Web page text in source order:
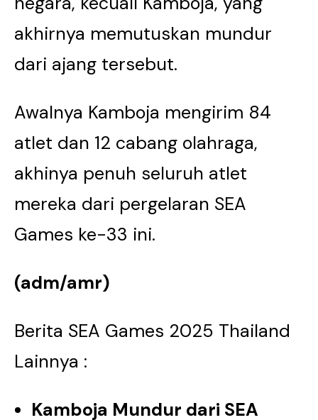
akhirnya memutuskan mundur
dari ajang tersebut.
Awalnya Kamboja mengirim 84
atlet dan 12 cabang olahraga,
akhinya penuh seluruh atlet
mereka dari pergelaran SEA
Games ke-33 ini.
(adm/amr)
Berita SEA Games 2025 Thailand
Lainnya :
Kamboja Mundur dari SEA